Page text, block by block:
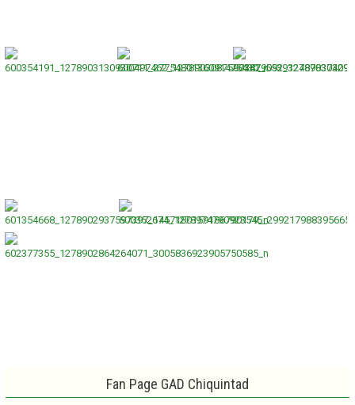
Fan Page GAD Chiquintad